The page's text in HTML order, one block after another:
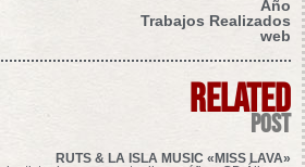
Año
Trabajos Realizados
web
related
post
RUTS & LA ISLA MUSIC «MISS LAVA»